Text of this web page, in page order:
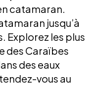
catamaran.
jusqu’à
Explorez les plus
des Caraïbes
des eaux
vous au